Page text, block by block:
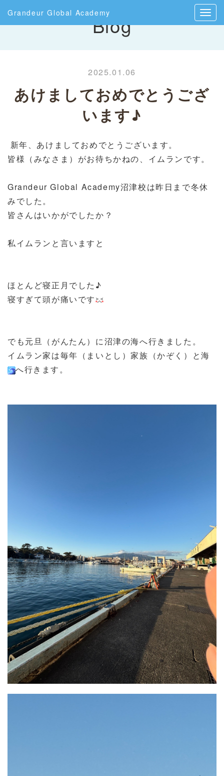
Grandeur Global AcademyBlog
2025.01.06
あけましておめでとうござ
います♪
新年、あけましておめでとうございます。
皆様（みなさま）がお待ちかねの、イムランです。
Grandeur Global Academy沼津校は昨日まで冬休
みでした。
皆さんはいかがでしたか？
私イムランと言いますと
ほとんど寝正月でした♪
寝すぎて頭が痛いです
でも元旦（がんたん）に沼津の海へ行きました。
イムラン家は毎年（まいとし）家族（かぞく）と海
へ行きます。